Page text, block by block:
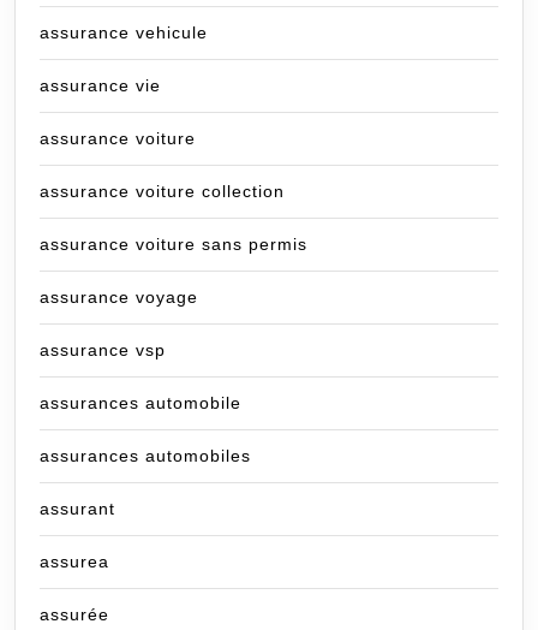
assurance vehicule
assurance vie
assurance voiture
assurance voiture collection
assurance voiture sans permis
assurance voyage
assurance vsp
assurances automobile
assurances automobiles
assurant
assurea
assurée